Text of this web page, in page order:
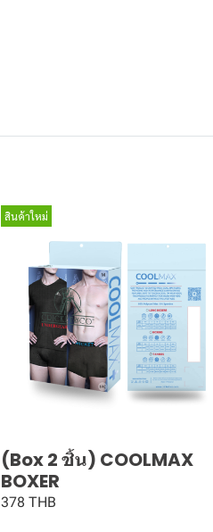
สินค้าใหม่
(Box 2 ชิ้น) COOLMAX
BOXER
378 THB